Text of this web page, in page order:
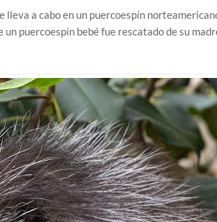
a cabo en un puercoespín
puercoespín bebé fue rescatado de su